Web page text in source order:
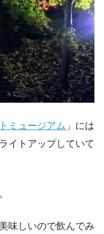
ミュージアム 」には
イトアップしていて
味しいので飲んでみ